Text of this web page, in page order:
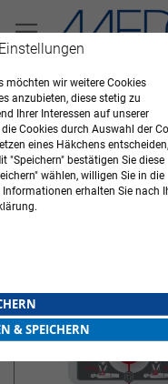
Artikel1-12von17
GERÄTE FÜR DEN NOTFALL
ARZTBEDARF
möchten wir weitere Cookies
anzubieten, diese stetig zu
Ihrer Interessen auf unserer
Cookies durch Auswahl der
eines Häkchens entscheiden,
"Speichern" bestätigen Sie diese
wählen, willigen Sie in die
erhalten Sie nach
& SPEICHERN